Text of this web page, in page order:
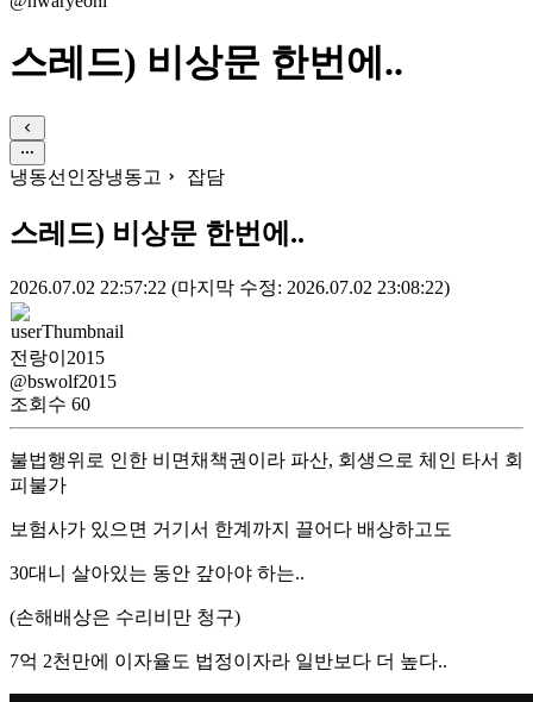
스레드) 비상문 한번에..
냉동선인장냉동고 잡담
스레드) 비상문 한번에..
2026.07.02 22:57:22 (마지막 수정: 2026.07.02 23:08:22)
전랑이2015
@bswolf2015
조회수 60
불법행위로 인한 비면채책권이라 파산, 회생으로 체인 타서 회
피불가
보험사가 있으면 거기서 한계까지 끌어다 배상하고도
30대니 살아있는 동안 갚아야 하는..
(손해배상은 수리비만 청구)
7억 2천만에 이자율도 법정이자라 일반보다 더 높다..